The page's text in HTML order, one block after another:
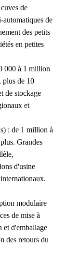
de
de
des petits
en petites
000 à 1 million
plus de 10
de stockage
et
: de 1 million à
Grandes
d'usine
modulaire
de mise à
et d'emballage
des retours du